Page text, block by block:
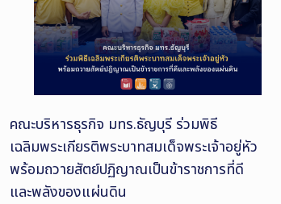
คณะบริหารธุรกิจ มทร.ธัญบุรี ร่วมพิธี
เฉลิมพระเกียรติพระบาทสมเด็จพระเจ้าอยู่หัว
พร้อมถวายสัตย์ปฏิญาณเป็นข้าราชการที่ดี
และพลังของแผ่นดิน